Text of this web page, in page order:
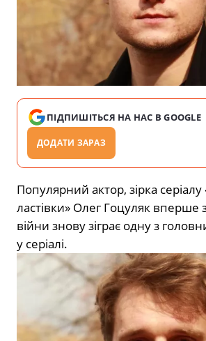
ПІДПИШІТЬСЯ НА НАС В GOOGLE
ДОДАТИ ЗАРАЗ
Популярний актор, зірка
ластівки» Олег Гоцуляк вперше
війни знову зіграє одну з
у серіалі.